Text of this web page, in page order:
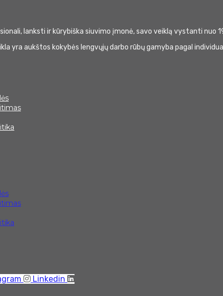
lanksti ir kūrybiška siuvimo įmonė, savo veiklą vystanti nuo
yra aukštos kokybės lengvųjų darbo rūbų gamyba pagal
Linkedin